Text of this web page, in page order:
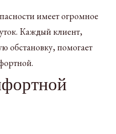
имеет огромное
Каждый клиент,
обстановку, помогает